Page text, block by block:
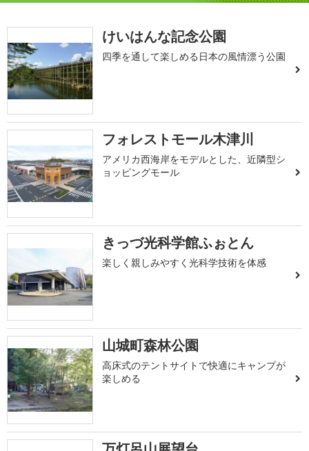
けいはんな記念公園
四季を通して楽しめる日本の風情漂う公園
フォレストモール木津川
アメリカ西海岸をモデルとした、近隣型シ
ョッピングモール
きっづ光科学館ふぉとん
楽しく親しみやすく光科学技術を体感
山城町森林公園
高床式のテントサイトで快適にキャンプが
楽しめる